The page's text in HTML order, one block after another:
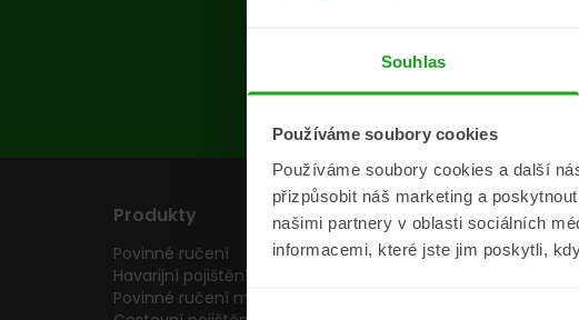
Souhlas
Používáme soubory cookies
Používáme soubory cookies a další
přizpůsobit náš marketing a
našimi partnery v oblasti sociálních
informacemi, které jste jim poskytli,
Produkty
Povinné ručení
Havarijní pojištění
Povinné ručení motocyklu
Pojišťovny
Pojišťovny